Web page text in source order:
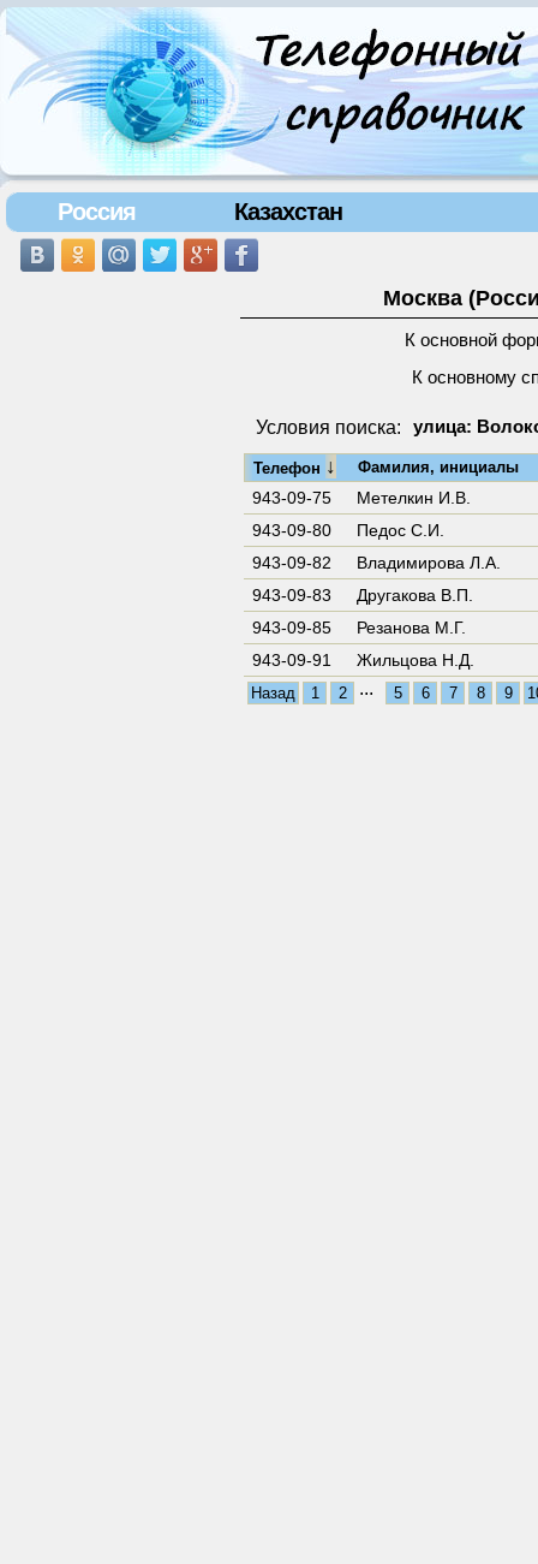
Россия Казахстан
Москва
К основной
К основному
Условия поиска: улица:
Телефон ↓ Фамилия, инициалы
943-09-75
Метелкин И.В.
943-09-80
Педос С.И.
943-09-82
Владимирова Л.А.
943-09-83
Другакова В.П.
943-09-85
Резанова М.Г.
943-09-91
Жильцова Н.Д.
Назад 1 2 ... 5 6 7 8 9